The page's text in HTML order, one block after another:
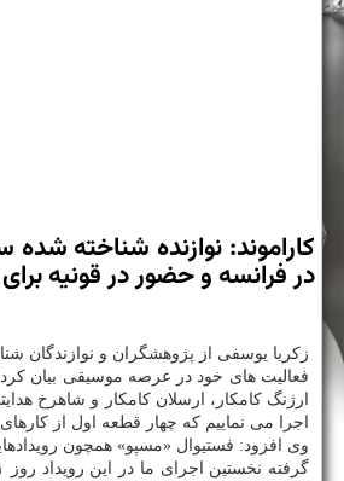
كاراموند: نوازنده شناخته
در فرانسه و حضور در قونیه
زكریا یوسفی از پژوهشگران و نوازندگان
فعالیت های خود در عرصه موسیقی بیان
ارژنگ كامكار، ارسلان كامكار و شاهرخ
اجرا می نماییم كه چهار قطعه اول از
وی افزود: فستیوال «مسپو» همچون